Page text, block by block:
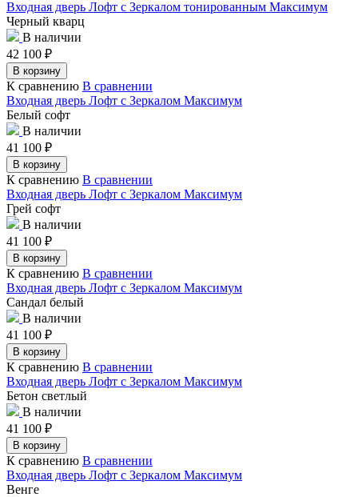
Входная дверь Лофт с Зеркалом тонированным Максимум
Черный кварц
В наличии
42 100 ₽
В корзину
К сравнению В сравнении
Входная дверь Лофт с Зеркалом Максимум
Белый софт
В наличии
41 100 ₽
В корзину
К сравнению В сравнении
Входная дверь Лофт с Зеркалом Максимум
Грей софт
В наличии
41 100 ₽
В корзину
К сравнению В сравнении
Входная дверь Лофт с Зеркалом Максимум
Сандал белый
В наличии
41 100 ₽
В корзину
К сравнению В сравнении
Входная дверь Лофт с Зеркалом Максимум
Бетон светлый
В наличии
41 100 ₽
В корзину
К сравнению В сравнении
Входная дверь Лофт с Зеркалом Максимум
Венге